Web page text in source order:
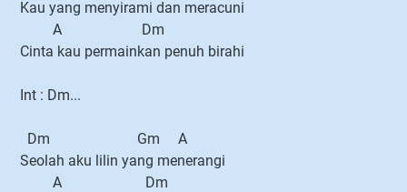
Kau yang menyirami dan meracuni
A Dm
Cinta kau permainkan penuh birahi
Int : Dm...
Dm Gm A
Seolah aku lilin yang menerangi
A Dm